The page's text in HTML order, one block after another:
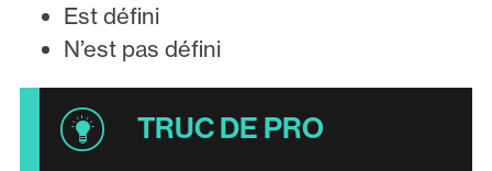
Est défini
N’est pas défini